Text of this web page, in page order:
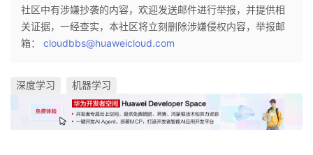
社区中有涉嫌抄袭的内容，欢迎发送邮件进行举报，并提供相
关证据，一经查实，本社区将立刻删除涉嫌侵权内容，举报邮
箱： cloudbbs@huaweicloud.com
深度学习 机器学习